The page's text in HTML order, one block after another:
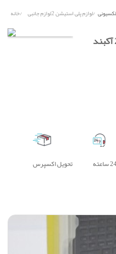
خانه لوازم پلی استیشن 2,لوازم جانبی
ریموت کنترل پلی استیشن 2 آکبند
تحویل اکسپرس